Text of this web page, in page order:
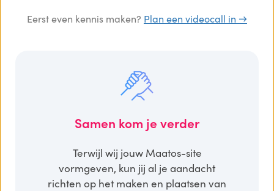
Eerst even kennis maken? Plan een videocall in →
Samen kom je verder
Terwijl wij jouw Maatos-site
vormgeven, kun jij al je aandacht
richten op het maken en plaatsen van